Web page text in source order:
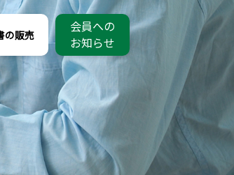
の販売
会員への
お知らせ